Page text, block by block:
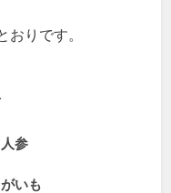
おりです。
参
いも